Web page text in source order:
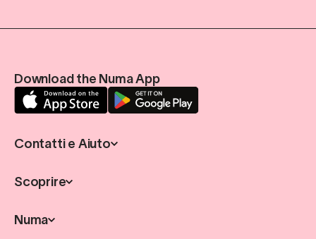
Download the Numa App
Contatti e Aiuto
Scoprire
Numa